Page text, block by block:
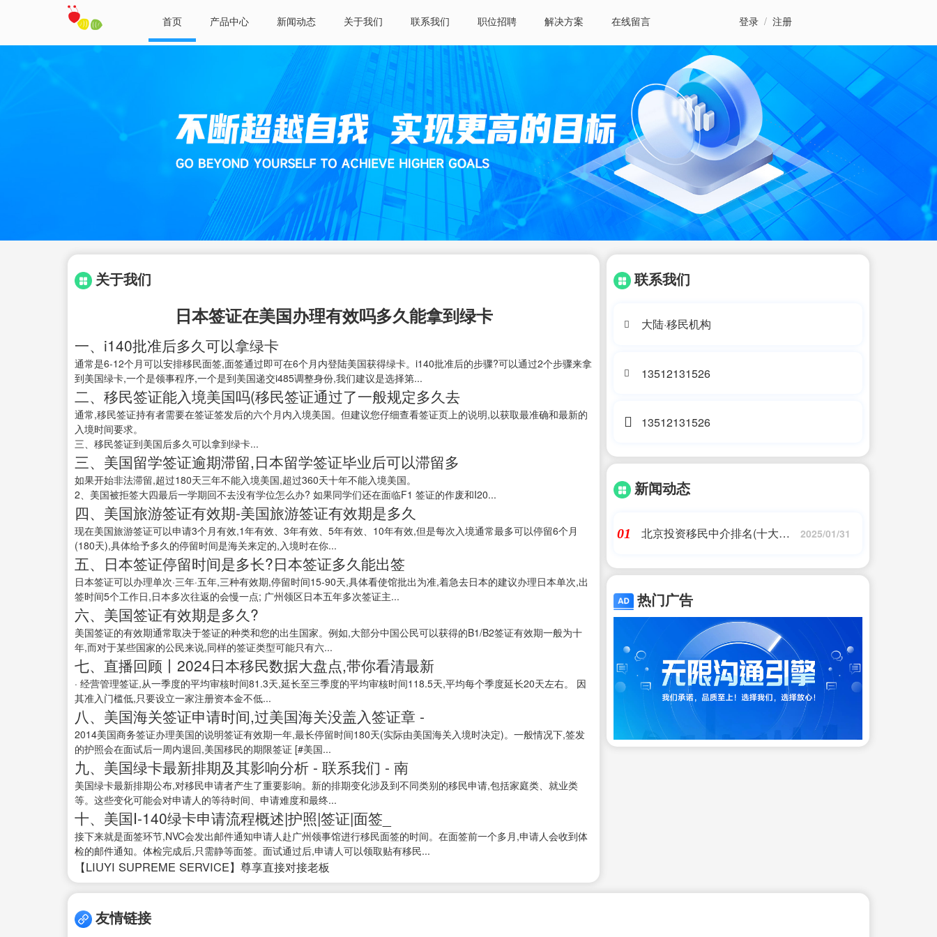
首页 产品中心 新闻动态 关于我们 联系我们 职位招聘 解决方案 在线留言 登录 / 注册
关于我们
日本签证在美国办理有效吗多久能拿到绿卡
一、i140批准后多久可以拿绿卡
通常是6-12个月可以安排移民面签,面签通过即可在6个月内登陆美国获得绿卡。i140批准后的步骤?可以通过2个步骤来拿
到美国绿卡,一个是领事程序,一个是到美国递交i485调整身份,我们建议是选择第...
二、移民签证能入境美国吗(移民签证通过了一般规定多久去
通常,移民签证持有者需要在签证签发后的六个月内入境美国。但建议您仔细查看签证页上的说明,以获取最准确和最新的
入境时间要求。
三、移民签证到美国后多久可以拿到绿卡...
三、美国留学签证逾期滞留,日本留学签证毕业后可以滞留多
如果开始非法滞留,超过180天三年不能入境美国,超过360天十年不能入境美国。
2、美国被拒签大四最后一学期回不去没有学位怎么办? 如果同学们还在面临F1 签证的作废和I20...
四、美国旅游签证有效期-美国旅游签证有效期是多久
现在美国旅游签证可以申请3个月有效,1年有效、3年有效、5年有效、10年有效,但是每次入境通常最多可以停留6个月
(180天),具体给予多久的停留时间是海关来定的,入境时在你...
五、日本签证停留时间是多长?日本签证多久能出签
日本签证可以办理单次·三年·五年,三种有效期,停留时间15-90天,具体看使馆批出为准,着急去日本的建议办理日本单次,出
签时间5个工作日,日本多次往返的会慢一点; 广州领区日本五年多次签证主...
六、美国签证有效期是多久?
美国签证的有效期通常取决于签证的种类和您的出生国家。例如,大部分中国公民可以获得的B1/B2签证有效期一般为十
年,而对于某些国家的公民来说,同样的签证类型可能只有六...
七、直播回顾丨2024日本移民数据大盘点,带你看清最新
· 经营管理签证,从一季度的平均审核时间81.3天,延长至三季度的平均审核时间118.5天,平均每个季度延长20天左右。 因
其准入门槛低,只要设立一家注册资本金不低...
八、美国海关签证申请时间,过美国海关没盖入签证章 -
2014美国商务签证办理美国的说明签证有效期一年,最长停留时间180天(实际由美国海关入境时决定)。一般情况下,签发
的护照会在面试后一周内退回,美国移民的期限签证 [#美国...
九、美国绿卡最新排期及其影响分析 - 联系我们 - 南
美国绿卡最新排期公布,对移民申请者产生了重要影响。新的排期变化涉及到不同类别的移民申请,包括家庭类、就业类
等。这些变化可能会对申请人的等待时间、申请难度和最终...
十、美国I-140绿卡申请流程概述|护照|签证|面签_
接下来就是面签环节,NVC会发出邮件通知申请人赴广州领事馆进行移民面签的时间。在面签前一个多月,申请人会收到体
检的邮件通知。体检完成后,只需静等面签。面试通过后,申请人可以领取贴有移民...
【LIUYI SUPREME SERVICE】尊享直接对接老板
联系我们
大陆·移民机构
13512131526
13512131526
新闻动态
01
北京投资移民中介排名(十大移
2025/01/31
热门广告
友情链接